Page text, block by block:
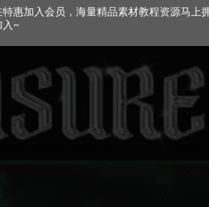
特惠加入会员，海量精品素材教程资源马上
入~